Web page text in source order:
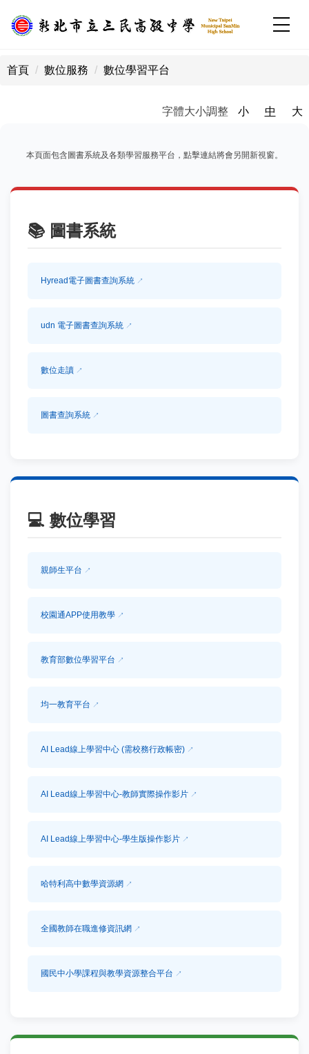
到
內
首頁 數位服務 數位學習平台
字體大小調整 小 中 大
本頁面包含圖書系統及各類學習服務平台，點擊連結將會另開新視窗。
📚 圖書系統
Hyread電子圖書查詢系統
udn 電子圖書查詢系統
數位走讀
圖書查詢系統
💻 數位學習
親師生平台
校園通APP使用教學
教育部數位學習平台
均一教育平台
AI Lead線上學習中心 (需校務行政帳密)
AI Lead線上學習中心-教師實際操作影片
AI Lead線上學習中心-學生版操作影片
哈特利高中數學資源網
全國教師在職進修資訊網
國民中小學課程與教學資源整合平台